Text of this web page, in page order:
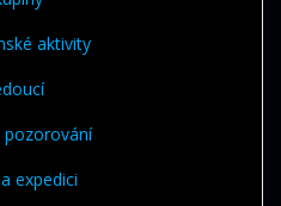
aktivity
pozorování
expedici